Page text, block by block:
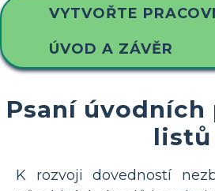
VYTVOŘTE
ÚVOD A ZÁVĚR
Psaní
listů
K rozvoji dovedností